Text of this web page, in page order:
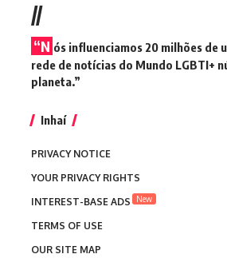
//
“N ós influenciamos 20 milhões de
rede de notícias do Mundo LGBTI+
planeta.”
Inhaí
PRIVACY NOTICE
YOUR PRIVACY RIGHTS
INTEREST-BASE ADS
New
TERMS OF USE
OUR SITE MAP